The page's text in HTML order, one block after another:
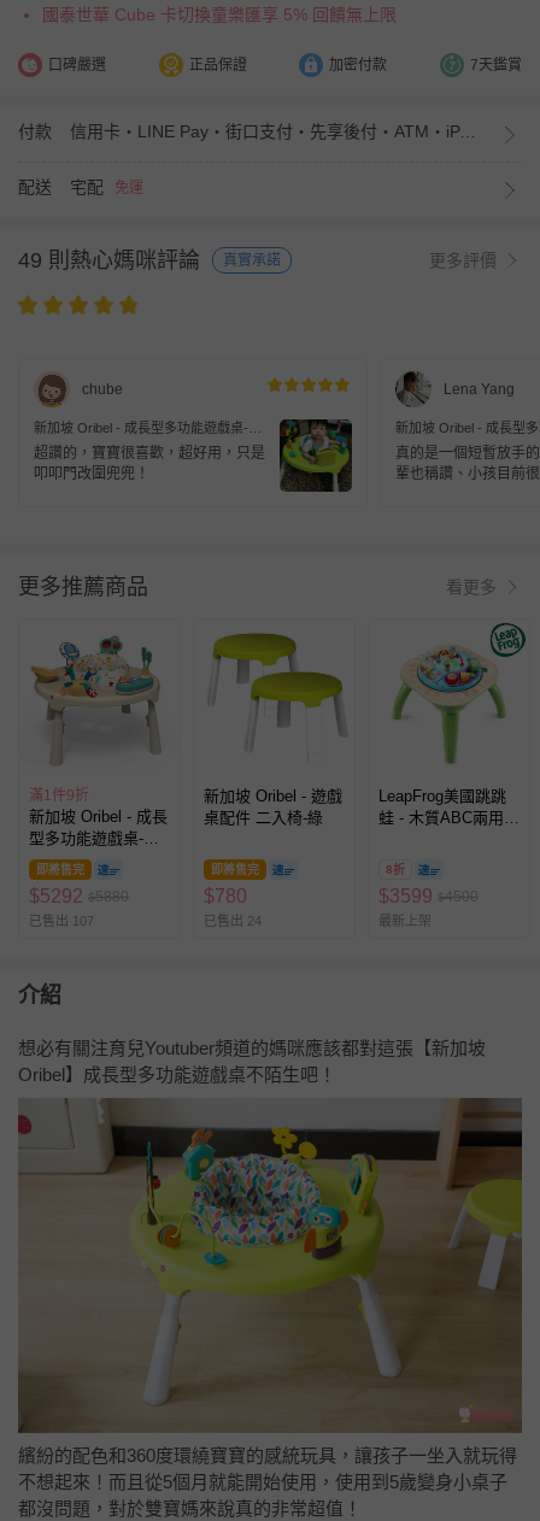
國泰世華 Cube 卡切換童樂匯享 5% 回饋無上限
口碑嚴選 正品保證 加密付款 7天鑑賞
付款 信用卡・LINE Pay・街口支付・先享後付・ATM・iPASS MONEY
配送 宅配 免運
49 則熱心媽咪評論 真實承諾 更多評價
chube
新加坡 Oribel - 成長型多功能遊戲桌-森
林好朋友
超讚的，寶寶很喜歡，超好用，只是
叩叩門改圍兜兜！
Lena Yang
新加坡 Oribel - 成長型
獸星球
真的是一個短暫放手
輩也稱讚、小孩目前
更多推薦商品 看更多
滿1件9折
新加坡 Oribel - 成長
型多功能遊戲桌-怪
獸星球
即將售完
$5292 $5880
已售出 107
新加坡 Oribel - 遊戲
桌配件 二入椅-綠
即將售完
$780
已售出 24
LeapFrog美國跳跳
蛙 - 木質ABC兩用學
8折
$3599 $4500
最新上架
介紹
想必有關注育兒Youtuber頻道的媽咪應該都對這張【新加坡
Oribel】成長型多功能遊戲桌不陌生吧！
繽紛的配色和360度環繞寶寶的感統玩具，讓孩子一坐入就玩得
不想起來！而且從5個月就能開始使用，使用到5歲變身小桌子
都沒問題，對於雙寶媽來說真的非常超值！